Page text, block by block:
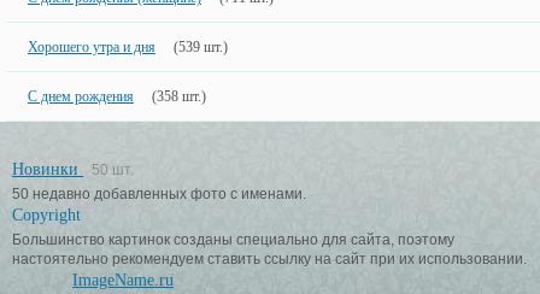
Хорошего утра и дня (539 шт.)
С днем рождения (358 шт.)
Новинки
50 шт.
50 недавно добавленных фото с именами.
Copyright
Большинство картинок созданы специально для сайта, поэтому
настоятельно рекомендуем ставить ссылку на сайт при их использовании.
ImageName.ru